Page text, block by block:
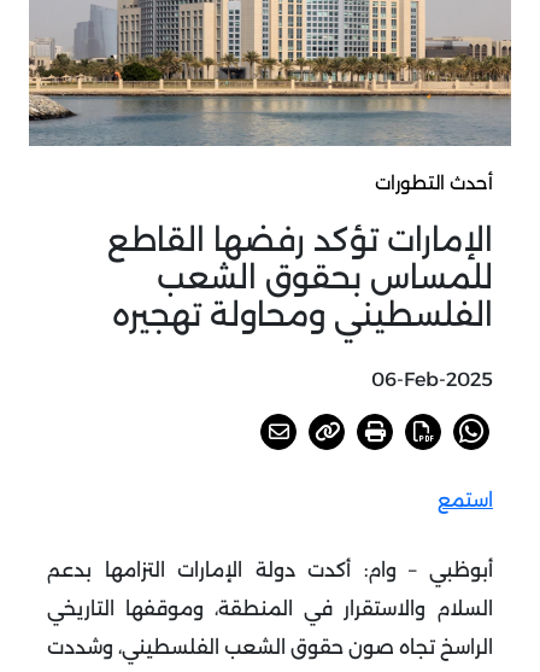
أحدث التطورات
الإمارات تؤكد رفضها القاطع
للمساس بحقوق الشعب
الفلسطيني ومحاولة تهجيره
06-Feb-2025
استمع
أبوظبي – وام: أكدت دولة الإمارات التزامها بدعم
السلام والاستقرار في المنطقة، وموقفها التاريخي
الراسخ تجاه صون حقوق الشعب الفلسطيني، وشددت